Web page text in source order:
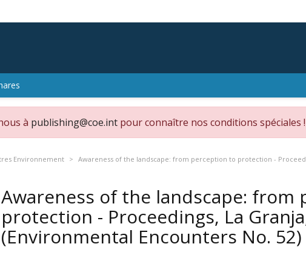
à publishing@coe.int pour connaître nos conditions spéciales !
Environnement Awareness of the landscape: from perception to protection -
Awareness of the landscape: from
protection - Proceedings, La
(Environmental Encounters No. 52)